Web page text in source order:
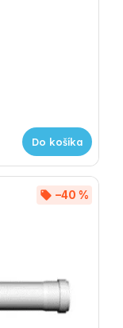
Do košíka
–40 %